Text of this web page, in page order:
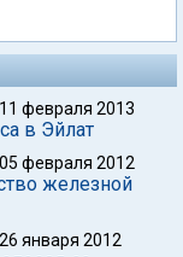
11 февраля 2013
в Эйлат
05 февраля 2012
железной
26 января 2012